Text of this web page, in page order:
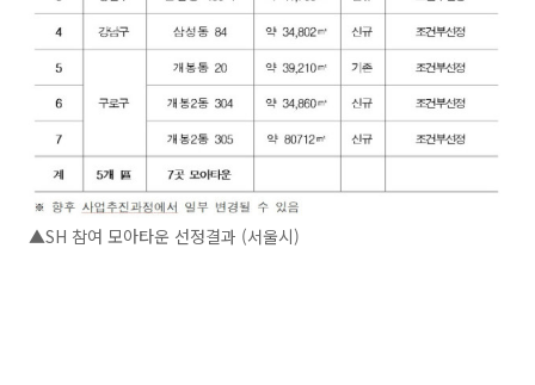
▲SH 참여 모아타운 선정결과 (서울시)